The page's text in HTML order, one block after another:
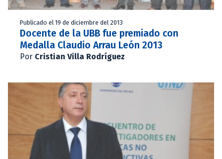
Publicado el 19 de diciembre del 2013
Docente de la UBB fue premiado con
Medalla Claudio Arrau León 2013
Por Cristian Villa Rodríguez